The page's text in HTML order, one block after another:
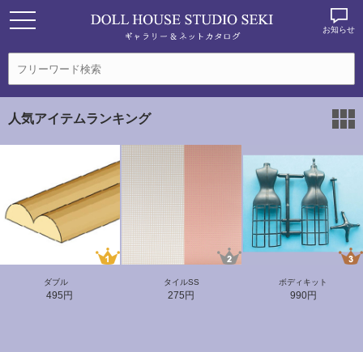
お知らせ
人気アイテムランキング
ダブル
495円
タイルSS
275円
ボディキット
990円